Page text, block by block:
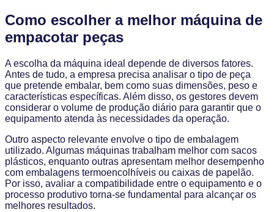
Como escolher a melhor máquina de
empacotar peças
A escolha da máquina ideal depende de diversos fatores.
Antes de tudo, a empresa precisa analisar o tipo de peça
que pretende embalar, bem como suas dimensões, peso e
características específicas. Além disso, os gestores devem
considerar o volume de produção diário para garantir que o
equipamento atenda às necessidades da operação.
Outro aspecto relevante envolve o tipo de embalagem
utilizado. Algumas máquinas trabalham melhor com sacos
plásticos, enquanto outras apresentam melhor desempenho
com embalagens termoencolhíveis ou caixas de papelão.
Por isso, avaliar a compatibilidade entre o equipamento e o
processo produtivo torna-se fundamental para alcançar os
melhores resultados.